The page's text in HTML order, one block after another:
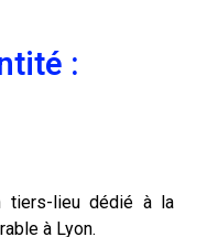
:
tiers-lieu dédié à la
à Lyon.